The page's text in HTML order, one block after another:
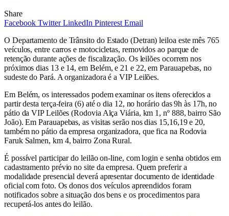
Share
Facebook Twitter LinkedIn Pinterest Email
O Departamento de Trânsito do Estado (Detran) leiloa este mês 765
veículos, entre carros e motocicletas, removidos ao parque de
retenção durante ações de fiscalização. Os leilões ocorrem nos
próximos dias 13 e 14, em Belém, e 21 e 22, em Parauapebas, no
sudeste do Pará. A organizadora é a VIP Leilões.
Em Belém, os interessados podem examinar os itens oferecidos a
partir desta terça-feira (6) até o dia 12, no horário das 9h às 17h, no
pátio da VIP Leilões (Rodovia Alça Viária, km 1, nº 888, bairro São
João). Em Parauapebas, as visitas serão nos dias 15,16,19 e 20,
também no pátio da empresa organizadora, que fica na Rodovia
Faruk Salmen, km 4, bairro Zona Rural.
É possível participar do leilão on-line, com login e senha obtidos em
cadastramento prévio no site da empresa. Quem preferir a
modalidade presencial deverá apresentar documento de identidade
oficial com foto. Os donos dos veículos apreendidos foram
notificados sobre a situação dos bens e os procedimentos para
recuperá-los antes do leilão.